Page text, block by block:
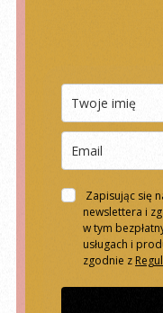
Zapisując się
newslettera i
w tym
usługach i
zgodnie z